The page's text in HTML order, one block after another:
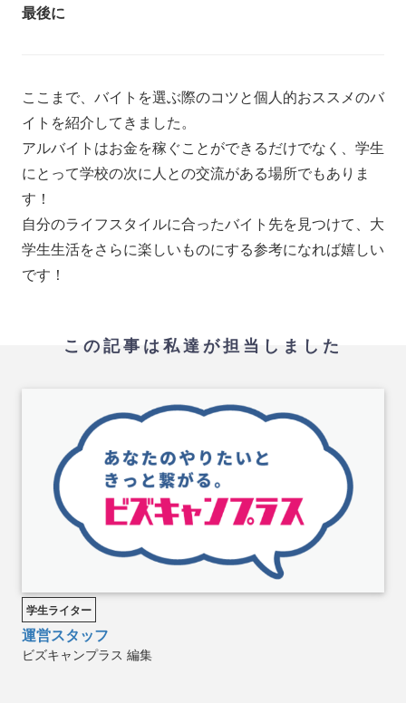
最後に
ここまで、バイトを選ぶ際のコツと個人的おススメのバ
イトを紹介してきました。
アルバイトはお金を稼ぐことができるだけでなく、学生
にとって学校の次に人との交流がある場所でもありま
す！
自分のライフスタイルに合ったバイト先を見つけて、大
学生生活をさらに楽しいものにする参考になれば嬉しい
です！
この記事は私達が担当しました
学生ライター
運営スタッフ
ビズキャンプラス 編集